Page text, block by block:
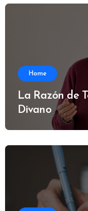
Home
La Razón de
Divano